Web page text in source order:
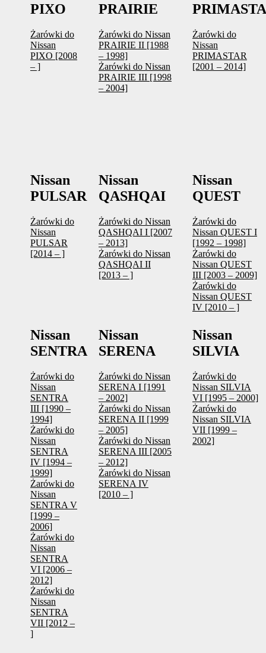
PIXO
Żarówki do
Nissan
PIXO [2008
– ]
PRAIRIE
Żarówki do Nissan
PRAIRIE II [1988
– 1998]
Żarówki do Nissan
PRAIRIE III [1998
– 2004]
Żarówki do
Nissan
PRIMASTAR
[2001 – 2014]
Nissan
PULSAR
Żarówki do
Nissan
PULSAR
[2014 – ]
Nissan
QASHQAI
Żarówki do Nissan
QASHQAI I [2007
– 2013]
Żarówki do Nissan
QASHQAI II
[2013 – ]
Nissan
QUEST
Żarówki do
Nissan QUEST I
[1992 – 1998]
Żarówki do
Nissan QUEST
III [2003 – 2009]
Żarówki do
Nissan QUEST
IV [2010 – ]
Nissan
SENTRA
Żarówki do
Nissan
SENTRA
III [1990 –
1994]
Żarówki do
Nissan
SENTRA
IV [1994 –
1999]
Żarówki do
Nissan
SENTRA V
[1999 –
2006]
Żarówki do
Nissan
SENTRA
VI [2006 –
2012]
Żarówki do
Nissan
SENTRA
VII [2012 –
]
Nissan
SERENA
Żarówki do Nissan
SERENA I [1991
– 2002]
Żarówki do Nissan
SERENA II [1999
– 2005]
Żarówki do Nissan
SERENA III [2005
– 2012]
Żarówki do Nissan
SERENA IV
[2010 – ]
Nissan
SILVIA
Żarówki do
Nissan SILVIA
VI [1995 – 2000]
Żarówki do
Nissan SILVIA
VII [1999 –
2002]